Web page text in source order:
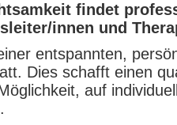
findet
innen und
entspannten,
Dies schafft einen
auf